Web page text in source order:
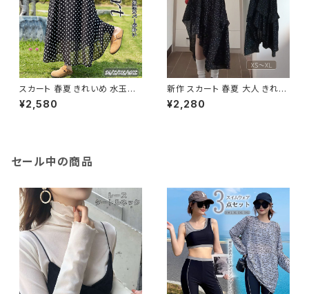
スカート 春夏 きれいめ 水玉柄
Aラインスカート 大人 ウエスト
ゴム
¥2,580
新作 スカート 春夏 大人 きれい
め おしゃれ フリルスカート アシ
ンメトリック ハイウエスト
¥2,280
セール中の商品